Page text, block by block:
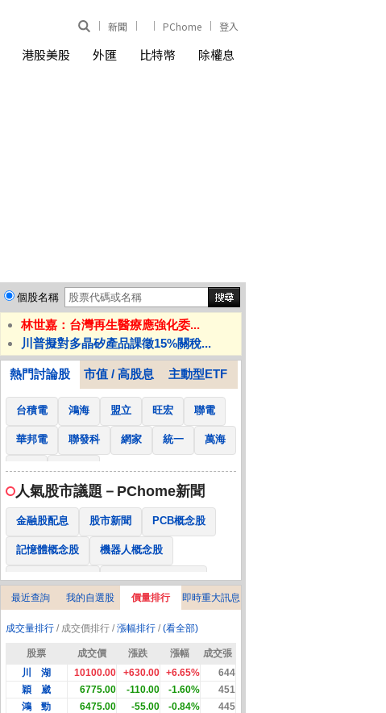
新聞 PChome 登入
港股美股 外匯 比特幣 除權息
個股名稱
林世嘉：台灣再生醫療應強化委...
川普擬對多晶矽產品課徵15%關稅...
熱門討論股 市值 / 高股息 主動型ETF
台積電 鴻海 盟立 旺宏 聯電
華邦電 聯發科 網家 統一 萬海
南亞 國泰金
人氣股市議題－PChome新聞
金融股配息 股市新聞 PCB概念股
記憶體概念股 機器人概念股
低軌衛星概念股 CPO、BBU概念股
2025金融股配息 AI眼鏡概念股
降息概念股 儲能概念股 甲骨文概念股
股東會紀念品
最近查詢 我的自選股 價量排行 即時重大訊息
成交量排行/ 成交價排行 /漲幅排行/(看全部)
股票 成交價 漲跌 漲幅
成交張
川 湖
10100.00 +630.00 +6.65%
644
穎 崴
6775.00 -110.00 -1.60%
451
鴻 勁
6475.00 -55.00 -0.84%
445